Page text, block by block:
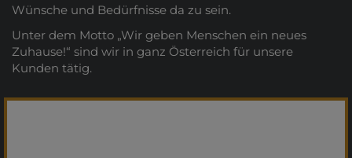
Wünsche und Bedürfnisse da zu sein.
Unter dem Motto „Wir geben Menschen ein neues
Zuhause!“ sind wir in ganz Österreich für unsere
Kunden tätig.